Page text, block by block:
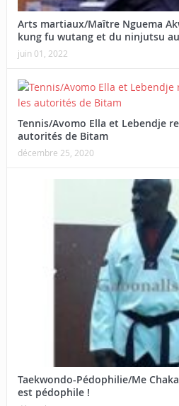
Arts martiaux/Maître Nguema
kung fu wutang et du ninjutsu
juin 01, 2022
Tennis/Avomo Ella et Lebendje
autorités de Bitam
décembre 25, 2020
Taekwondo-Pédophilie/Me
est pédophile !